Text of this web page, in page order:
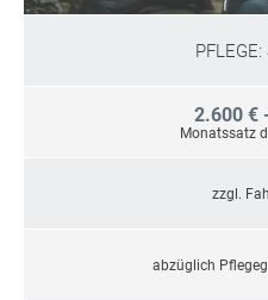
PFLEGE:
2.600 €
Monatssatz
zzgl.
abzüglich